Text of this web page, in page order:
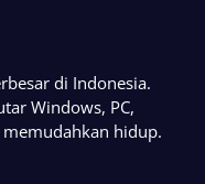
di Indonesia.
Windows, PC,
hidup.